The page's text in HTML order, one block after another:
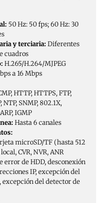
50 Hz: 50 fps; 60 Hz: 30
y terciaria: Diferentes
cuadros
H.265/H.264/MJPEG
a 16 Mbps
HTTP, HTTPS, FTP,
NTP, SNMP, 802.1X,
IGMP
Hasta 6 canales
microSD/TF (hasta 512
CVR, NVR, ANR
error de HDD, desconexión
IP, excepción del
del detector de